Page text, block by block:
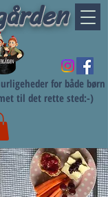
for både børn
til det rette sted:-)